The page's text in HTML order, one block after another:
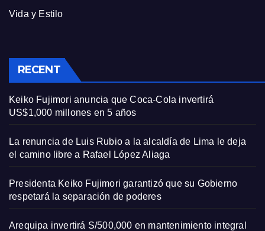
Vida y Estilo
RECENT
Keiko Fujimori anuncia que Coca-Cola invertirá
US$1,000 millones en 5 años
La renuncia de Luis Rubio a la alcaldía de Lima le deja
el camino libre a Rafael López Aliaga
Presidenta Keiko Fujimori garantizó que su Gobierno
respetará la separación de poderes
Arequipa invertirá S/500,000 en mantenimiento integral